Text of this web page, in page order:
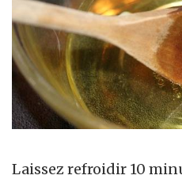
Laissez refroidir 10